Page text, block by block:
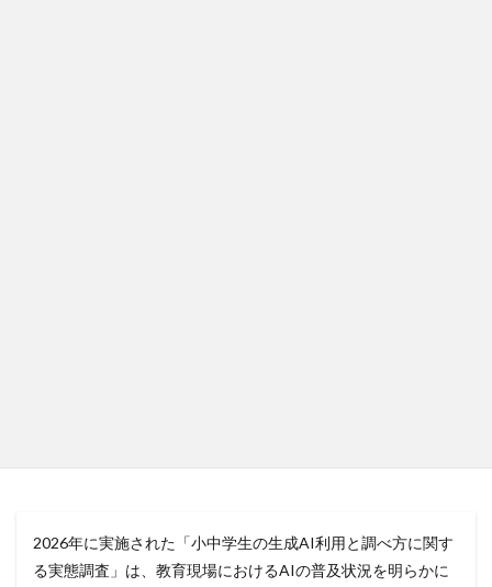
2026年に実施された「小中学生の生成AI利用と調べ方に関す
る実態調査」は、教育現場におけるAIの普及状況を明らかに